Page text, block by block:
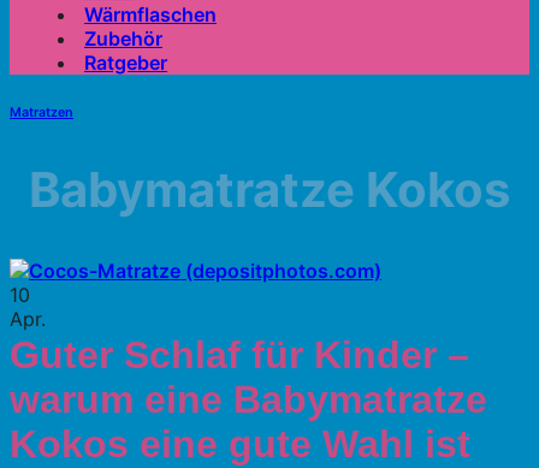
Wärmflaschen
Zubehör
Ratgeber
Matratzen
Babymatratze Kokos
10
Apr.
Guter Schlaf für Kinder –
warum eine Babymatratze
Kokos eine gute Wahl ist